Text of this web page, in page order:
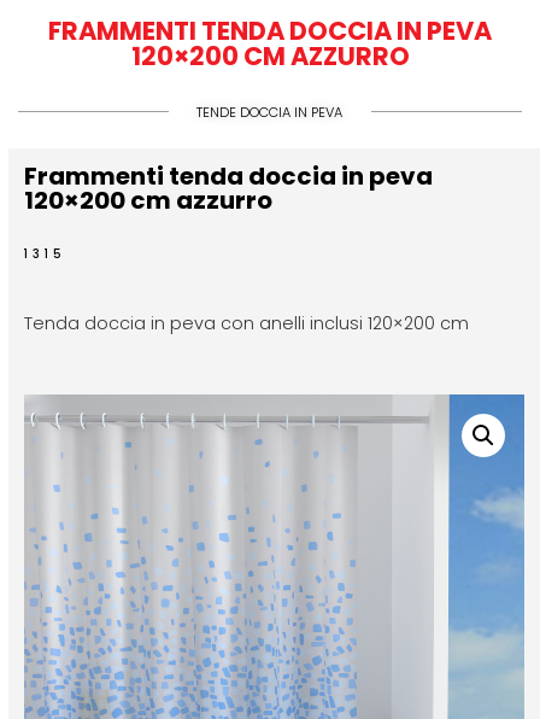
FRAMMENTI TENDA DOCCIA IN PEVA
120×200 CM AZZURRO
TENDE DOCCIA IN PEVA
Frammenti tenda doccia in peva
120×200 cm azzurro
1315
Tenda doccia in peva con anelli inclusi 120×200 cm